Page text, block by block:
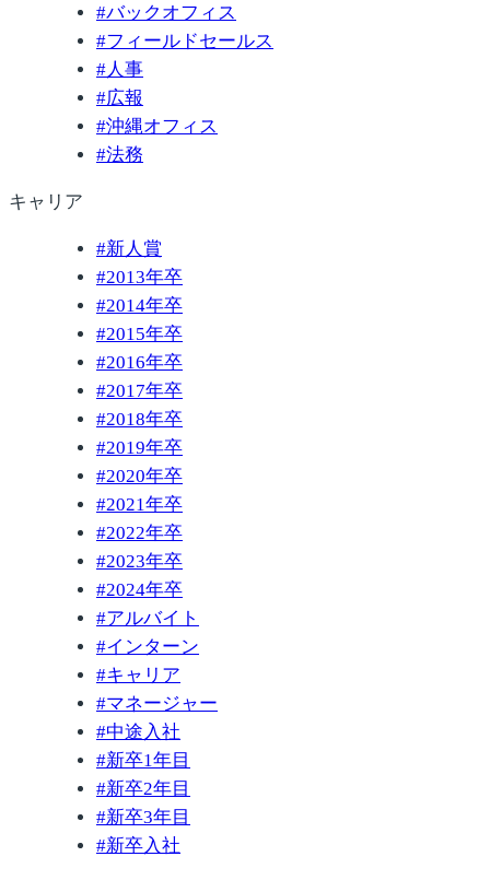
#バックオフィス
#フィールドセールス
#人事
#広報
#沖縄オフィス
#法務
キャリア
#新人賞
#2013年卒
#2014年卒
#2015年卒
#2016年卒
#2017年卒
#2018年卒
#2019年卒
#2020年卒
#2021年卒
#2022年卒
#2023年卒
#2024年卒
#アルバイト
#インターン
#キャリア
#マネージャー
#中途入社
#新卒1年目
#新卒2年目
#新卒3年目
#新卒入社